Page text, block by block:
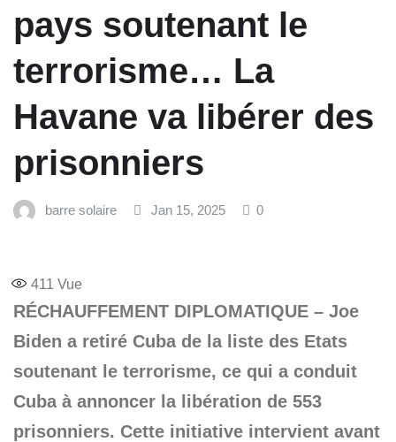
pays soutenant le
terrorisme… La
Havane va libérer des
prisonniers
barre solaire Jan 15, 2025 0
411 Vue
RÉCHAUFFEMENT DIPLOMATIQUE – Joe
Biden a retiré Cuba de la liste des Etats
soutenant le terrorisme, ce qui a conduit
Cuba à annoncer la libération de 553
prisonniers. Cette initiative intervient avant